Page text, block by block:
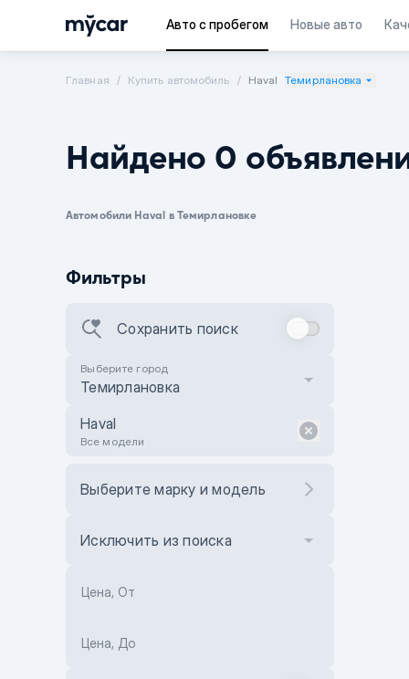
Авто с пробегом Новые авто
Главная Купить автомобиль Haval Темирлановка
Найдено 0
Автомобили Haval в Темирлановке
Фильтры
Сохранить поиск
Выберите город
Темирлановка
Haval
Все модели
Выберите марку и модель
Исключить из поиска
Цена, От
Цена, До